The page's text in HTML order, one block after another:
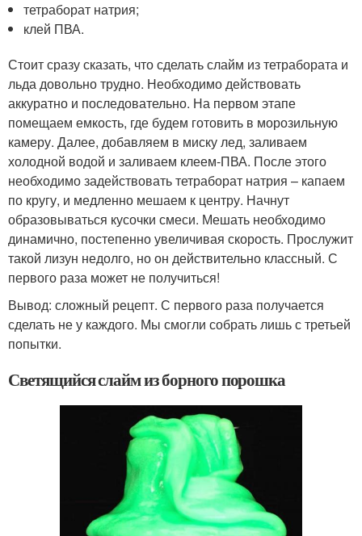
тетраборат натрия;
клей ПВА.
Стоит сразу сказать, что сделать слайм из тетрабората и
льда довольно трудно. Необходимо действовать
аккуратно и последовательно. На первом этапе
помещаем емкость, где будем готовить в морозильную
камеру. Далее, добавляем в миску лед, заливаем
холодной водой и заливаем клеем-ПВА. После этого
необходимо задействовать тетраборат натрия – капаем
по кругу, и медленно мешаем к центру. Начнут
образовываться кусочки смеси. Мешать необходимо
динамично, постепенно увеличивая скорость. Прослужит
такой лизун недолго, но он действительно классный. С
первого раза может не получиться!
Вывод: сложный рецепт. С первого раза получается
сделать не у каждого. Мы смогли собрать лишь с третьей
попытки.
Светящийся слайм из борного порошка